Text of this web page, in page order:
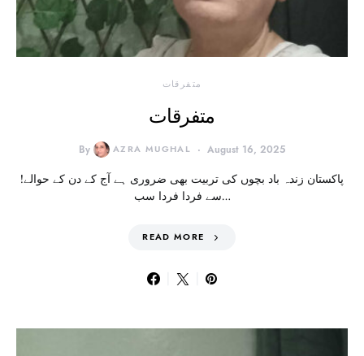
متفرقات
متفرقات
By AZRA MUGHAL August 16, 2025
!پاکستان زندہ باد بچوں کی تربیت بھی ضروری ہے آج کے دن کے حوالے
سے فردا فردا سب…
READ MORE